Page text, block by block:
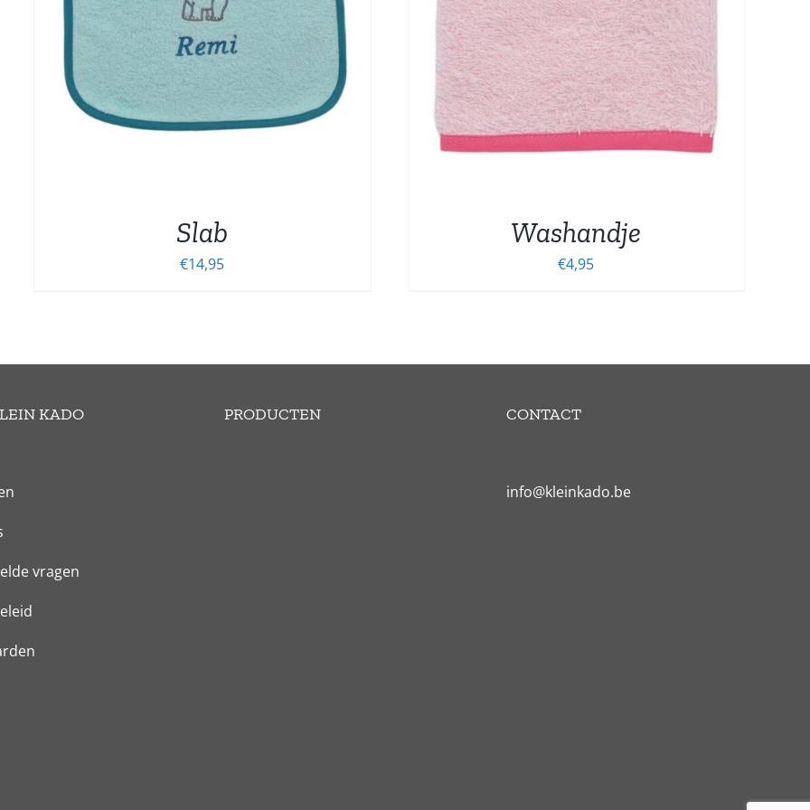
Slab
€14,95
MEERDERE
VARIATIES.
DEZE
OPTIE
KAN
GEKOZEN
WORDEN
Washandje
€4,95
KADO
vragen
PRODUCTEN CONTACT
info@kleinkado.be